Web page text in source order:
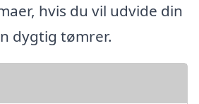
hvis du vil udvide din
dygtig tømrer.